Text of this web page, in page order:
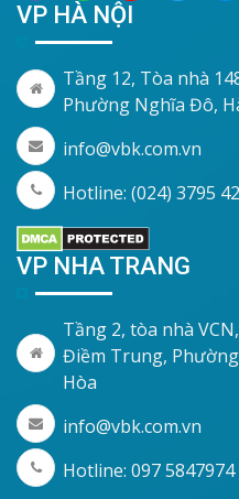
VP HÀ NỘI
Tầng 12, Tòa nhà
Phường Nghĩa Đô,
info@vbk.com.vn
Hotline: (024) 3795
VP NHA TRANG
Tầng 2, tòa nhà
Điềm Trung,
Hòa
info@vbk.com.vn
Hotline: 097 5847974